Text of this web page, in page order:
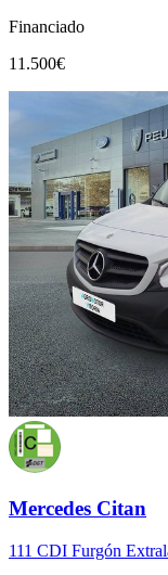
Financiado
11.500€
Mercedes Citan
111 CDI Furgón